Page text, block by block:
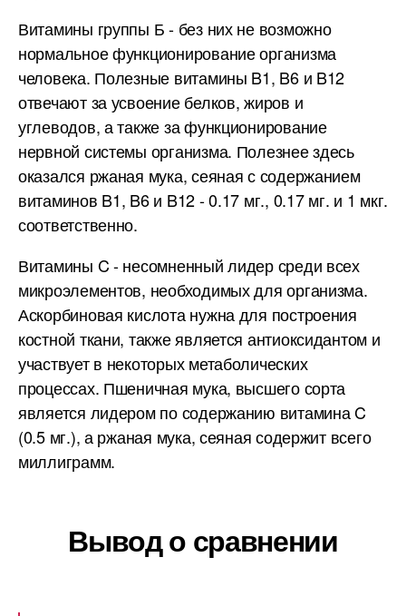
Витамины группы Б - без них не возможно
нормальное функционирование организма
человека. Полезные витамины B1, B6 и B12
отвечают за усвоение белков, жиров и
углеводов, а также за функционирование
нервной системы организма. Полезнее здесь
оказался ржаная мука, сеяная с содержанием
витаминов B1, B6 и B12 - 0.17 мг., 0.17 мг. и 1 мкг.
соответственно.
Витамины C - несомненный лидер среди всех
микроэлементов, необходимых для организма.
Аскорбиновая кислота нужна для построения
костной ткани, также является антиоксидантом и
участвует в некоторых метаболических
процессах. Пшеничная мука, высшего сорта
является лидером по содержанию витамина C
(0.5 мг.), а ржаная мука, сеяная содержит всего
миллиграмм.
Вывод о сравнении